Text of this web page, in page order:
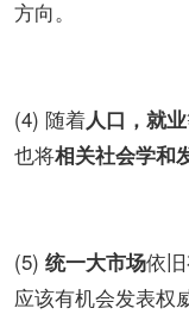
方向。
(4) 随着人口，就业
也将相关社会学和
(5) 统一大市场依
应该有机会发表权